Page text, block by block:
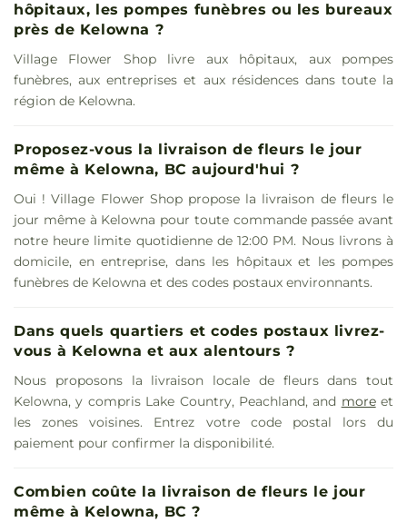
hôpitaux, les pompes funèbres ou les bureaux
près de Kelowna ?
Village Flower Shop livre aux hôpitaux, aux pompes
funèbres, aux entreprises et aux résidences dans toute la
région de Kelowna.
Proposez-vous la livraison de fleurs le jour
même à Kelowna, BC aujourd'hui ?
Oui ! Village Flower Shop propose la livraison de fleurs le
jour même à Kelowna pour toute commande passée avant
notre heure limite quotidienne de 12:00 PM. Nous livrons à
domicile, en entreprise, dans les hôpitaux et les pompes
funèbres de Kelowna et des codes postaux environnants.
Dans quels quartiers et codes postaux livrez-
vous à Kelowna et aux alentours ?
Nous proposons la livraison locale de fleurs dans tout
Kelowna, y compris Lake Country, Peachland, and moreet
les zones voisines. Entrez votre code postal lors du
paiement pour confirmer la disponibilité.
Combien coûte la livraison de fleurs le jour
même à Kelowna, BC ?